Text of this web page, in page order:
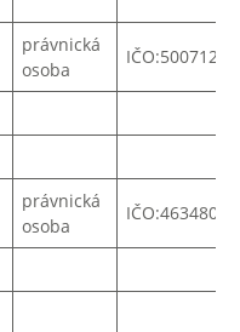
právnická
osoba
IČO:50071254
právnická
osoba
IČO:46348018